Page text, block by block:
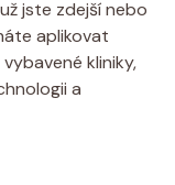
jste zdejší nebo
aplikovat
kliniky,
a